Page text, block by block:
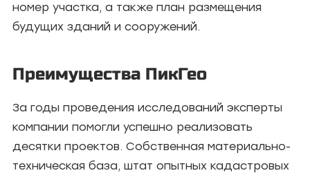
номер участка, а также план размещения
будущих зданий и сооружений.
Преимущества ПикГео
За годы проведения исследований эксперты
компании помогли успешно реализовать
десятки проектов. Собственная материально-
техническая база, штат опытных кадастровых